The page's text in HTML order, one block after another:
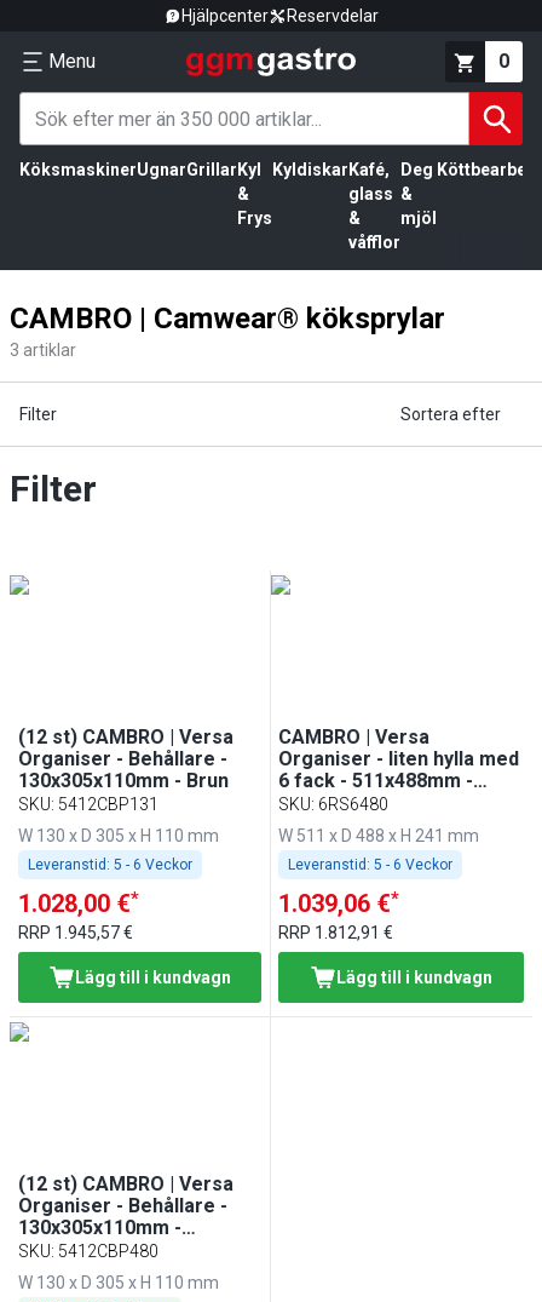
Hjälpcenter Reservdelar
Menu 0
KöksmaskinerUgnarGrillar Kyl
&
Frys
Kyldiskar Kafé,
glass
&
våfflor
Deg
&
mjöl
CAMBRO | Camwear® köksprylar
3 artiklar
Filter Sortera efter
Filter
(12 st) CAMBRO | Versa
Organiser - Behållare -
130x305x110mm - Brun
SKU: 5412CBP131
W 130 x D 305 x H 110 mm
Leveranstid: 5 - 6 Veckor
1.028,00 €*
RRP 1.945,57 €
Lägg till i kundvagn
CAMBRO | Versa
Organiser - liten hylla med
6 fack - 511x488mm -
gråspräcklig
SKU: 6RS6480
W 511 x D 488 x H 241 mm
Leveranstid: 5 - 6 Veckor
1.039,06 €*
RRP 1.812,91 €
Lägg till i kundvagn
(12 st) CAMBRO | Versa
Organiser - Behållare -
130x305x110mm -
Spräcklig grå
SKU: 5412CBP480
W 130 x D 305 x H 110 mm